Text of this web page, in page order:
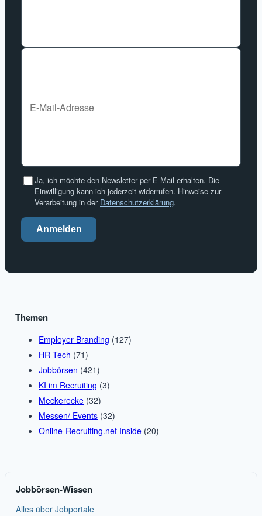
Ja, ich möchte den Newsletter per E-Mail erhalten. Die
Einwilligung kann ich jederzeit widerrufen. Hinweise zur
Verarbeitung in der Datenschutzerklärung.
Anmelden
Themen
Employer Branding (127)
HR Tech (71)
Jobbörsen (421)
KI im Recruiting (3)
Meckerecke (32)
Messen/ Events (32)
Online-Recruiting.net Inside (20)
Jobbörsen-Wissen
Alles über Jobportale